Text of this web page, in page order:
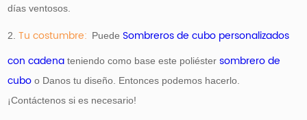
días ventosos.
2.Tu costumbre: PuedeSombreros de cubo personalizados
con cadena teniendo como base este poliéstersombrero de
cubo o Danos tu diseño. Entonces podemos hacerlo.
¡Contáctenos si es necesario!